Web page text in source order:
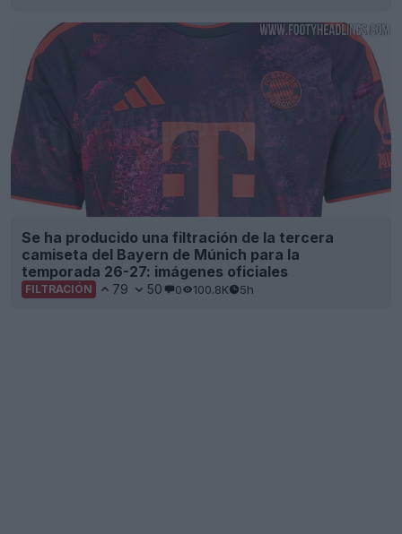
Se ha producido una filtración de la tercera
camiseta del Bayern de Múnich para la
temporada 26-27: imágenes oficiales
FILTRACIÓN 79 50 0 100.8K 5h